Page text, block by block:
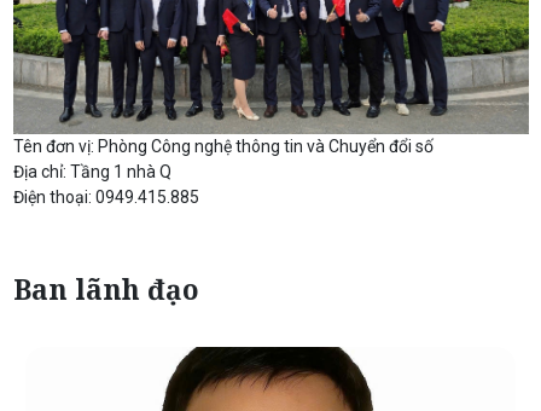
Tên đơn vị: Phòng Công nghệ thông tin và Chuyển đổi số
Địa chỉ: Tầng 1 nhà Q
Điện thoại: 0949.415.885
Ban lãnh đạo